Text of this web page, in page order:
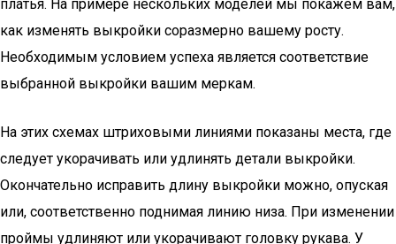
платья. На примере нескольких моделей мы покажем вам,
как изменять выкройки соразмерно вашему росту.
Необходимым условием успеха является соответствие
выбранной выкройки вашим меркам.
На этих схемах штриховыми линиями показаны места, где
следует укорачивать или удлинять детали выкройки.
Окончательно исправить длину выкройки можно, опуская
или, соответственно поднимая линию низа. При изменении
проймы удлиняют или укорачивают головку рукава. У